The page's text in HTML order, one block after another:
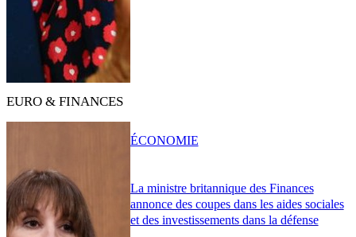
EURO & FINANCES
La ministre britannique des Finances
annonce des coupes dans les aides sociales
et des investissements dans la défense
ÉCONOMIE